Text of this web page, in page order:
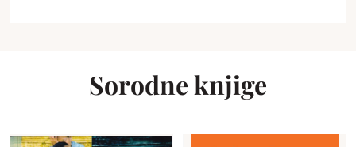
Sorodne knjige